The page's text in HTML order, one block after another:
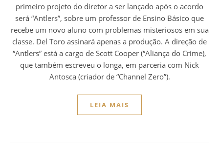
primeiro projeto do diretor a ser lançado após o acordo
será “Antlers”, sobre um professor de Ensino Básico que
recebe um novo aluno com problemas misteriosos em sua
classe. Del Toro assinará apenas a produção. A direção de
“Antlers” está a cargo de Scott Cooper (“Aliança do Crime),
que também escreveu o longa, em parceria com Nick
Antosca (criador de “Channel Zero”).
LEIA MAIS